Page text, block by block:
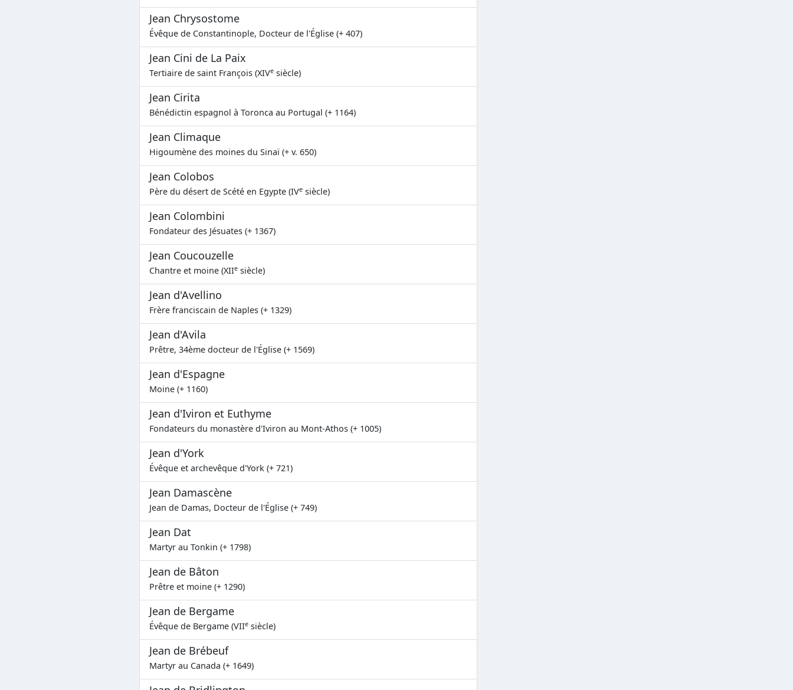
Jean Chrysostome
Évêque de Constantinople, Docteur de l'Église (+ 407)
Jean Cini de La Paix
Tertiaire de saint François (XIVe siècle)
Jean Cirita
Bénédictin espagnol à Toronca au Portugal (+ 1164)
Jean Climaque
Higoumène des moines du Sinaï (+ v. 650)
Jean Colobos
Père du désert de Scété en Egypte (IVe siècle)
Jean Colombini
Fondateur des Jésuates (+ 1367)
Jean Coucouzelle
Chantre et moine (XIIe siècle)
Jean d'Avellino
Frère franciscain de Naples (+ 1329)
Jean d'Avila
Prêtre, 34ème docteur de l'Église (+ 1569)
Jean d'Espagne
Moine (+ 1160)
Jean d'Iviron et Euthyme
Fondateurs du monastère d'Iviron au Mont-Athos (+ 1005)
Jean d'York
Évêque et archevêque d'York (+ 721)
Jean Damascène
Jean de Damas, Docteur de l'Église (+ 749)
Jean Dat
Martyr au Tonkin (+ 1798)
Jean de Bâton
Prêtre et moine (+ 1290)
Jean de Bergame
Évêque de Bergame (VIIe siècle)
Jean de Brébeuf
Martyr au Canada (+ 1649)